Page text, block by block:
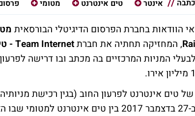
אינטר טים אינטרנט מטומי
הוודאות בחברת הפרסום הדיגיטלי הבורסאית
, המחזיקה תחתיה את חברתTeam Internet - טים אינטרנט
המניות המרכזיים בה מכתב ובו דרישה
טים אינטרנט לפרעון החוב (בגין רכישת
שנחתם ב-27 בדצמבר 2017 בין טים